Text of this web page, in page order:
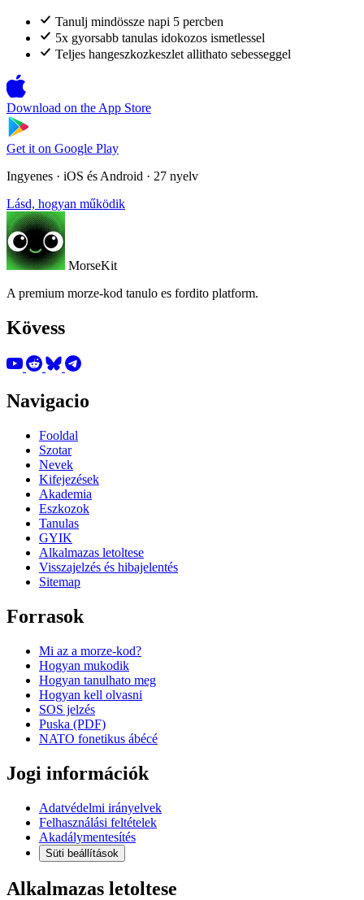
Tanulj mindössze napi 5 percben
5x gyorsabb tanulas idokozos ismetlessel
Teljes hangeszkozkeszlet allithato sebesseggel
Download on the App Store
Get it on Google Play
Ingyenes · iOS és Android · 27 nyelv
Lásd, hogyan működik
MorseKit
A premium morze-kod tanulo es fordito platform.
Kövess
Navigacio
Fooldal
Szotar
Nevek
Kifejezések
Akademia
Eszkozok
Tanulas
GYIK
Alkalmazas letoltese
Visszajelzés és hibajelentés
Sitemap
Forrasok
Mi az a morze-kod?
Hogyan mukodik
Hogyan tanulhato meg
Hogyan kell olvasni
SOS jelzés
Puska (PDF)
NATO fonetikus ábécé
Jogi információk
Adatvédelmi irányelvek
Felhasználási feltételek
Akadálymentesítés
Süti beállítások
Alkalmazas letoltese